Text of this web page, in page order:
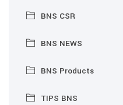
BNS CSR
BNS NEWS
BNS Products
TIPS BNS